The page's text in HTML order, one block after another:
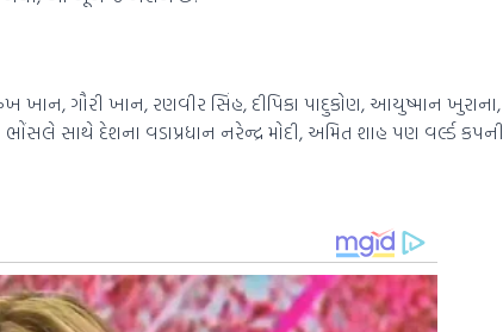
ગૌરી ખાન, રણવીર સિંહ, દીપિકા પાદુકોણ, આયુષ્માન ખુરાના,
સાથે દેશના વડાપ્રધાન નરેન્દ્ર મોદી, અમિત શાહ પણ વર્લ્ડ કપની